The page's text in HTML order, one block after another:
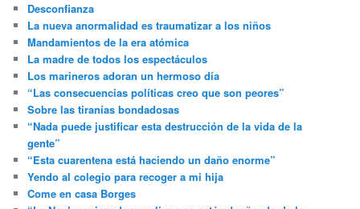
Desconfianza
La nueva anormalidad es traumatizar a los niños
Mandamientos de la era atómica
La madre de todos los espectáculos
Los marineros adoran un hermoso día
“Las consecuencias políticas creo que son peores”
Sobre las tiranías bondadosas
“Nada puede justificar esta destrucción de la vida de la
gente”
“Esta cuarentena está haciendo un daño enorme”
Yendo al colegio para recoger a mi hija
Come en casa Borges